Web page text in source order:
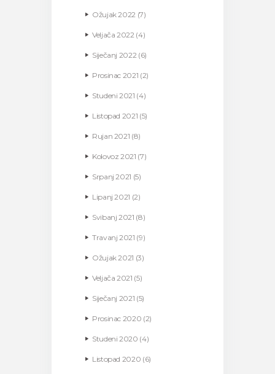
Ožujak2022 (7)
Veljača2022(4)
Siječanj 2022(6)
Prosinac 2021 (2)
Studeni2021 (4)
Listopad 2021 (5)
Rujan 2021 (8)
Kolovoz2021 (7)
Srpanj2021 (5)
Lipanj2021 (2)
Svibanj2021 (8)
Travanj2021 (9)
Ožujak2021 (3)
Veljača2021 (5)
Siječanj 2021 (5)
Prosinac 2020 (2)
Studeni2020 (4)
Listopad 2020 (6)